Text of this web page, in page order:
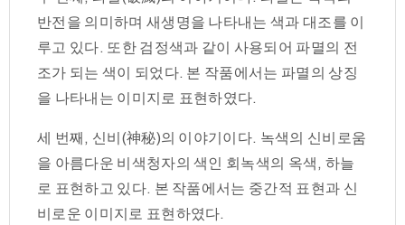
반전을 의미하며 새생명을 나타내는 색과 대조를 이
루고 있다. 또한 검정색과 같이 사용되어 파멸의 전
조가 되는 색이 되었다. 본 작품에서는 파멸의 상징
을 나타내는 이미지로 표현하였다.
세 번째, 신비(神秘)의 이야기이다. 녹색의 신비로움
을 아름다운 비색청자의 색인 회녹색의 옥색, 하늘
로 표현하고 있다. 본 작품에서는 중간적 표현과 신
비로운 이미지로 표현하였다.